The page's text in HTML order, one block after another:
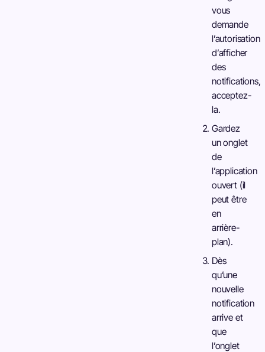
vous
demande
l’autorisation
d’afficher
des
notifications,
acceptez-
la.
Gardez
un onglet
de
l’application
ouvert (il
peut être
en
arrière-
plan).
Dès
qu’une
nouvelle
notification
arrive et
que
l’onglet